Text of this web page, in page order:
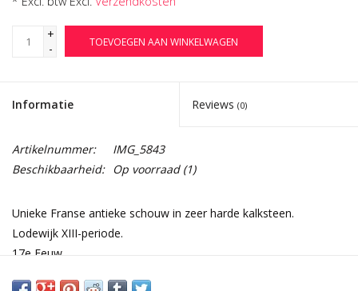
+
-
TOEVOEGEN AAN WINKELWAGEN
Informatie Reviews (0)
Artikelnummer:
IMG_5843
Beschikbaarheid: Op voorraad(1)
Unieke Franse antieke schouw in zeer harde kalksteen.
Lodewijk XIII-periode.
17e Eeuw.